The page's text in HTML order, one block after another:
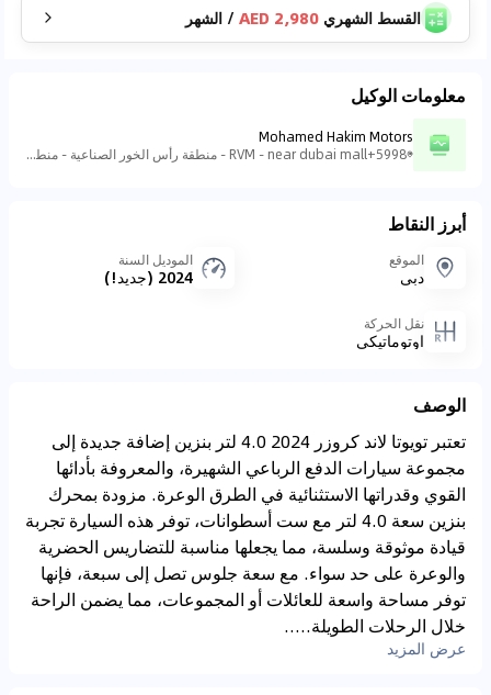
القسط الشهري 2,980 AED
/ الشهر
معلومات الوكيل
Mohamed Hakim Motors
5998+RVM - near dubai mall - منطقة رأس الخور الصناعية - منطقة رأس الخور الصناعية - ٣ - دبي - الإمارات العربية المتحدة
أبرز النقاط
الموقع
دبي
الموديل السنة
2024 (جديد!)
نقل الحركة
اوتوماتيكي
الوصف
تعتبر تويوتا لاند كروزر 2024 4.0 لتر بنزين إضافة جديدة إلى
مجموعة سيارات الدفع الرباعي الشهيرة، والمعروفة بأدائها
القوي وقدراتها الاستثنائية في الطرق الوعرة. مزودة بمحرك
بنزين سعة 4.0 لتر مع ست أسطوانات، توفر هذه السيارة تجربة
قيادة موثوقة وسلسة، مما يجعلها مناسبة للتضاريس الحضرية
والوعرة على حد سواء. مع سعة جلوس تصل إلى سبعة، فإنها
توفر مساحة واسعة للعائلات أو المجموعات، مما يضمن الراحة
خلال الرحلات الطويلة.....
عرض المزيد